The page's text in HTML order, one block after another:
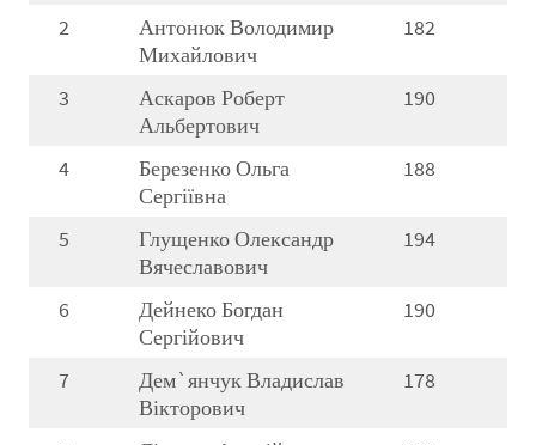
2
Антонюк Володимир
Михайлович
182
3
Аскаров Роберт
Альбертович
190
4
Березенко Ольга
Сергіївна
188
5
Глущенко Олександр
Вячеславович
194
6
Дейнеко Богдан
Сергійович
190
7
Дем`янчук Владислав
Вікторович
178